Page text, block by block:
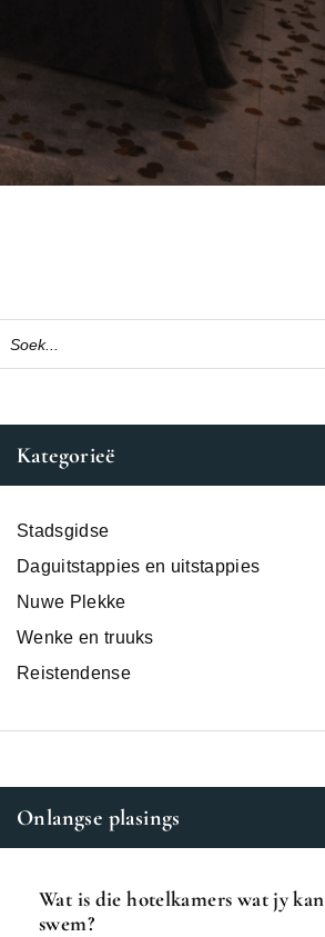
Kategorieë
Stadsgidse
Daguitstappies en uitstappies
Nuwe Plekke
Wenke en truuks
Reistendense
Onlangse plasings
Wat is die hotelkamers wat jy kan
swem?